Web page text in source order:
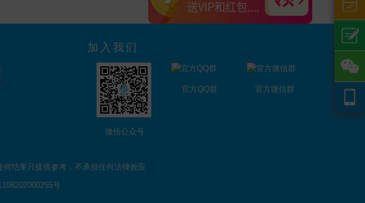
加入我们
微信公众号
官方QQ群 官方微信群
何结果只提供参考，不承担任何法律效应
号